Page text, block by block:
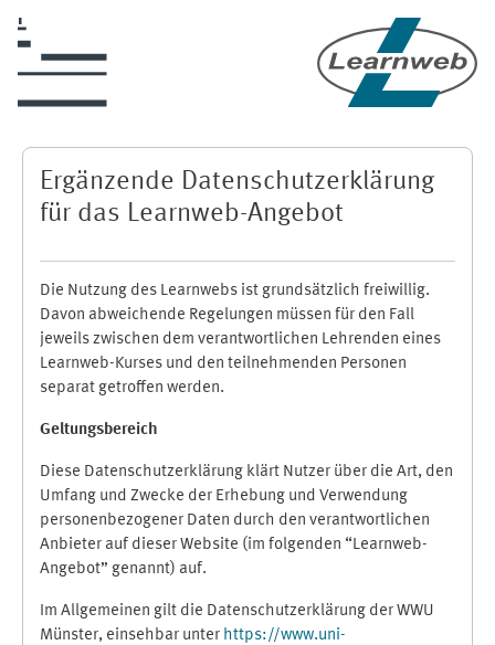
Ergänzende Datenschutzerklärung
für das Learnweb-Angebot
Die Nutzung des Learnwebs ist grundsätzlich freiwillig.
Davon abweichende Regelungen müssen für den Fall
jeweils zwischen dem verantwortlichen Lehrenden eines
Learnweb-Kurses und den teilnehmenden Personen
separat getroffen werden.
Geltungsbereich
Diese Datenschutzerklärung klärt Nutzer über die Art, den
Umfang und Zwecke der Erhebung und Verwendung
personenbezogener Daten durch den verantwortlichen
Anbieter auf dieser Website (im folgenden “Learnweb-
Angebot” genannt) auf.
Im Allgemeinen gilt die Datenschutzerklärung der WWU
Münster, einsehbar unter https://www.uni-